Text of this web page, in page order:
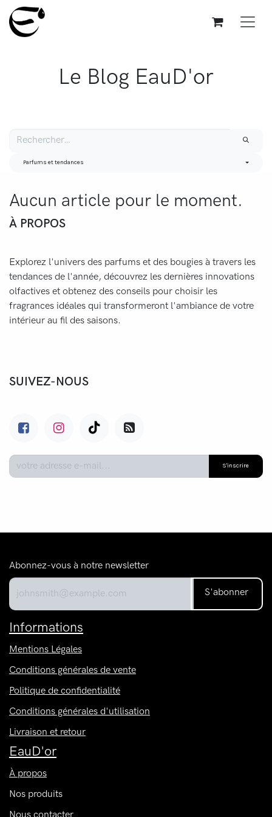
Le Blog EauD'or
Parfums et tendances
Aucun article pour le moment.
À PROPOS
Explorez l'univers des parfums et des bougies à travers les
tendances de l'année, découvrez les dernières innovations
olfactives et obtenez des conseils pour choisir les
fragrances idéales qui transformeront l'ambiance de votre
intérieur au fil des saisons.
SUIVEZ-NOUS
S'inscrire
Abonnez-vous à notre newsletter
S'abonner
Informations
Mentions Légales
Conditions générales de vente
Politique de confidentialité
Conditions générales d'utilisation
Livraison et retour
EauD'or
À propos
Nos produits